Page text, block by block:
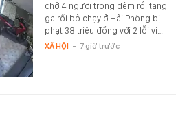
chở 4 người trong đêm rồi tăng
ga rồi bỏ chạy ở Hải Phòng bị
phạt 38 triệu đồng với 2 lỗi vi…
XÃ HỘI - 7 giờ trước